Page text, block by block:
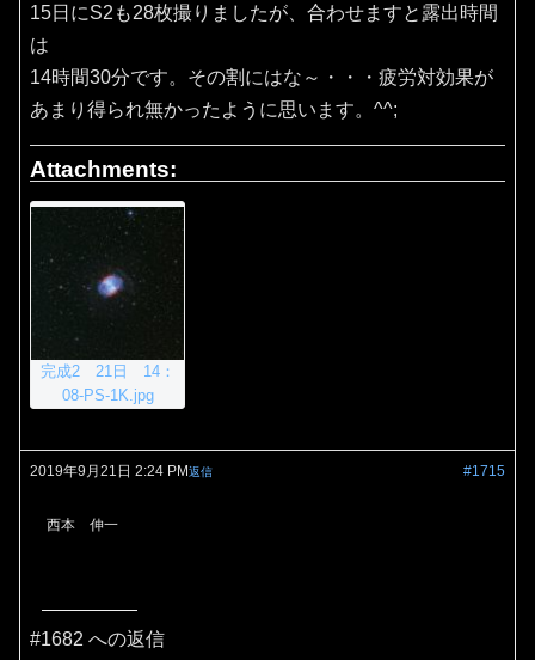
15日にS2も28枚撮りましたが、合わせますと露出時間
は
14時間30分です。その割にはな～・・・疲労対効果が
あまり得られ無かったように思います。^^;
Attachments:
完成2 21日 14：
08-PS-1K.jpg
2019年9月21日 2:24 PM #1715
返信
西本 伸一
#1682 への返信